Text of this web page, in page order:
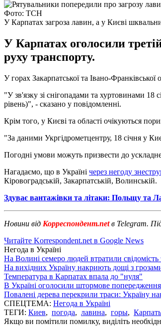
Фото: ТСН
У Карпатах загроза лавин, а у Києві
У Карпатах оголосили
руху транспорту.
У горах Закарпатської та Івано-Франківської
"У зв'язку зі снігопадами та хуртовинами 18
рівень)", - сказано у повідомленні.
Крім того, у Києві та області очікуються
"За даними Укргідрометцентру, 18 січня у
Погодні умови можуть призвести до
Нагадаємо, що в Україні через негоду
Кіровоградській, Закарпатській, Волинській.
Здуває вантажівки та літаки: Польщу та
Новини від Корреспондент.netв Telegram.
Читайте Korrespondent.net в Google News
Негода в Україні
На Волині семеро людей втратили
На вихідних Україну накриють дощі з
Температура в Карпатах впала до "нуля"
В Україні оголосили штормове попередження
Повалені дерева перекрили траси: Україну
СПЕЦТЕМА: Негода в Україні
ТЕГИ: Киев, погода, лавина, горы,
Якщо ви помітили помилку, виділіть